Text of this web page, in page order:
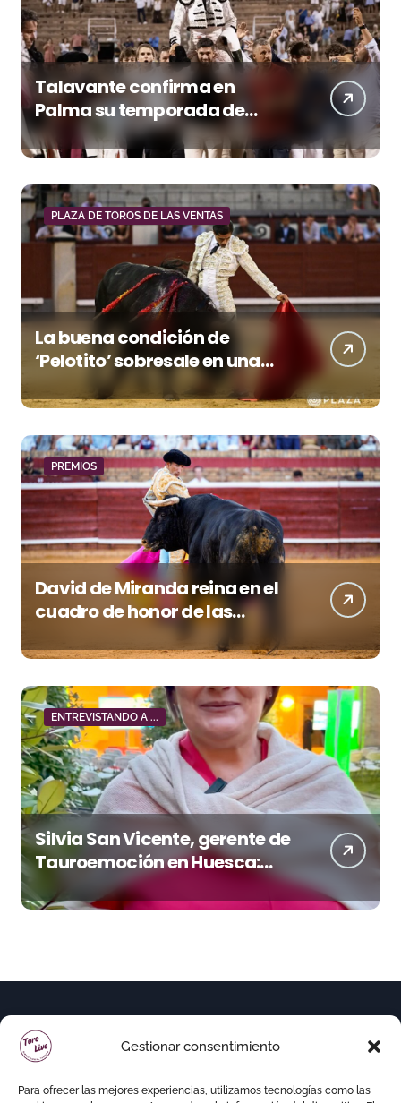
Gestionar consentimiento
Para ofrecer las mejores experiencias, utilizamos tecnologías como las
Talavante confirma en
Palma su temporada de
figura y el palco niega el
premio a Roca Rey
PLAZA DE TOROS DE LAS VENTAS
La buena condición de
‘Pelotito’ sobresale en una
noche gris en Las Ventas
PREMIOS
David de Miranda reina en el
cuadro de honor de las
Colombinas 2026
ENTREVISTANDO A ...
Silvia San Vicente, gerente de
Tauroemoción en Huesca:
«Todas las figuras del toreo
quieren venir a esta feria»